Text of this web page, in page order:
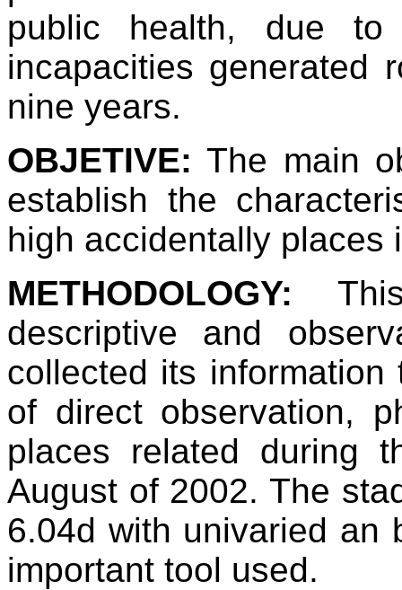
public health, due to
incapacities generated
nine years.
OBJETIVE: The main
establish the
high accidentally places
METHODOLOGY:
descriptive and
collected its
of direct observation,
places related during
August of 2002. The
6.04d with univaried an
important tool used.